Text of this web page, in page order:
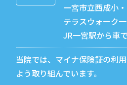
一宮市立西成小
テラスウォーク
JR一宮駅から車
当院では、マイナ保険証の利
よう取り組んでいます。